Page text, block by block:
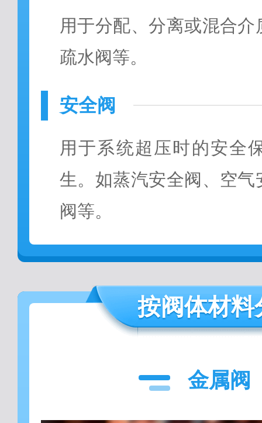
用于分配、分离或混合
疏水阀等。
安全阀
用于系统超压时的安全
生。如蒸汽安全阀、空
阀等。
按阀体材料
金属阀